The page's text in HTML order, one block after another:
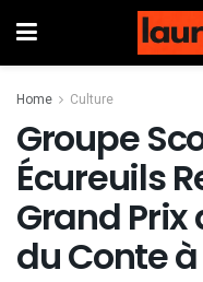
Home Culture
Groupe
Écureuils
Grand Prix
du Conte à